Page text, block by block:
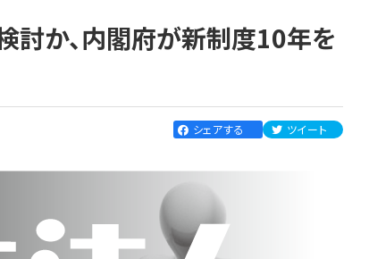
討か、内閣府が新制度10年を
シェアする ツイート